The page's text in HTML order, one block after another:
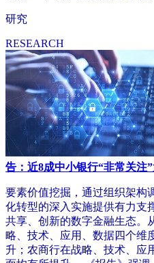
研究
RESEARCH
告：近8成中小银行“非常关注
要素价值挖掘，通过组织架构
化转型的深入实施提供有力支
共享、创新的数字金融生态。
略、技术、应用、数据四个维
升；农商行在战略、技术、应